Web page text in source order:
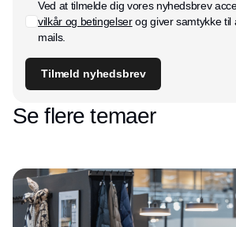
Ved at tilmelde dig vores nyhedsbrev
vilkår og betingelserog giver samtykke til
mails.
Tilmeld nyhedsbrev
Se flere temaer